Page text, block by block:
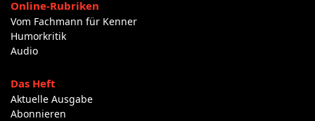
Online-Rubriken
Vom Fachmann für Kenner
Humorkritik
Audio
Das Heft
Aktuelle Ausgabe
Abonnieren